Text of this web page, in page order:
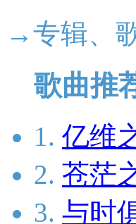
→专辑、
歌曲推
1. 亿维
2. 苍茫
3. 与时